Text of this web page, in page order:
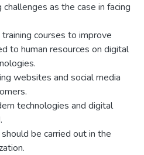
as the case in facing
courses to improve
to human resources on digital
websites and social media
technologies and digital
be carried out in the